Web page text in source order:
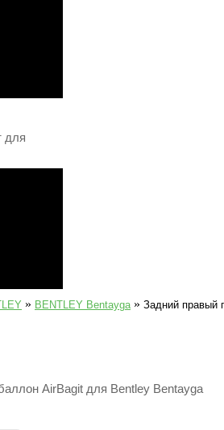
для
» BENTLEY Bentayga » Задний правый
AirBagit для Bentley Bentayga